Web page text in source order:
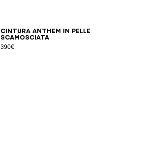
Cintura Anthem in pelle
scamosciata
390€
657075 8085